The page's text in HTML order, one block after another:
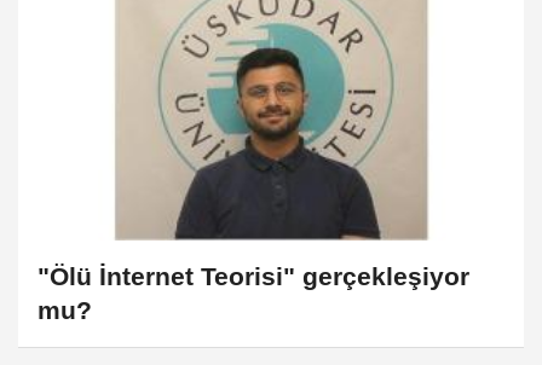
"Ölü İnternet Teorisi" gerçekleşiyor
mu?